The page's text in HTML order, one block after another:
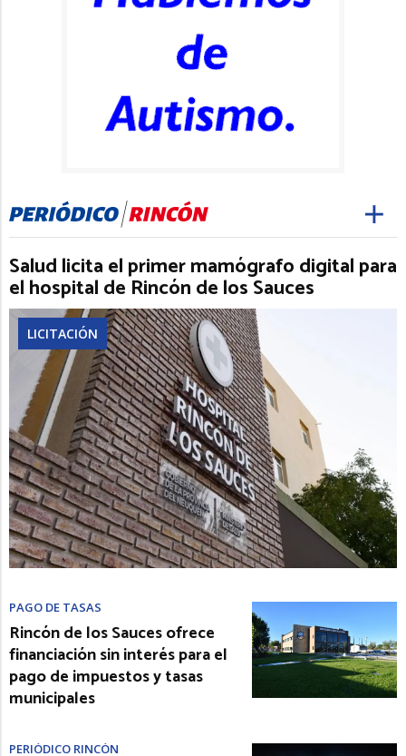
Salud licita el primer mamógrafo digital para
el hospital de Rincón de los Sauces
LICITACIÓN
PAGO DE TASAS
Rincón de los Sauces ofrece
financiación sin interés para el
pago de impuestos y tasas
municipales
PERIÓDICO RINCÓN